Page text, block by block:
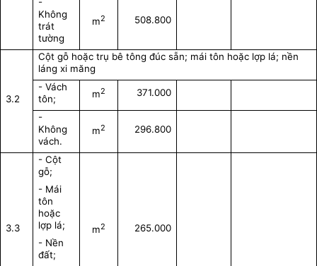
Không
trát
tường
m2 508.800
3.2
Cột gỗ hoặc trụ bê tông đúc sẵn; mái tôn hoặc lợp lá; nền
láng xi măng
- Vách
tôn;
m2 371.000
-
Không
vách.
m2 296.800
3.3
- Cột
gỗ;
- Mái
tôn
hoặc
lợp lá;
- Nền
đất;
m2 265.000